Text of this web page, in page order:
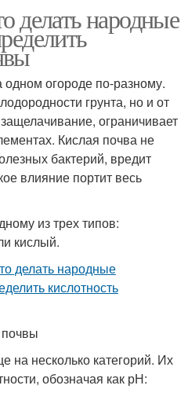
делать народные
одном огороде по-разному.
грунта, но и от
ограничивает
Кислая почва не
бактерий, вредит
влияние портит весь
из трех типов:
кислый.
на несколько категорий. Их
обозначая как рН: